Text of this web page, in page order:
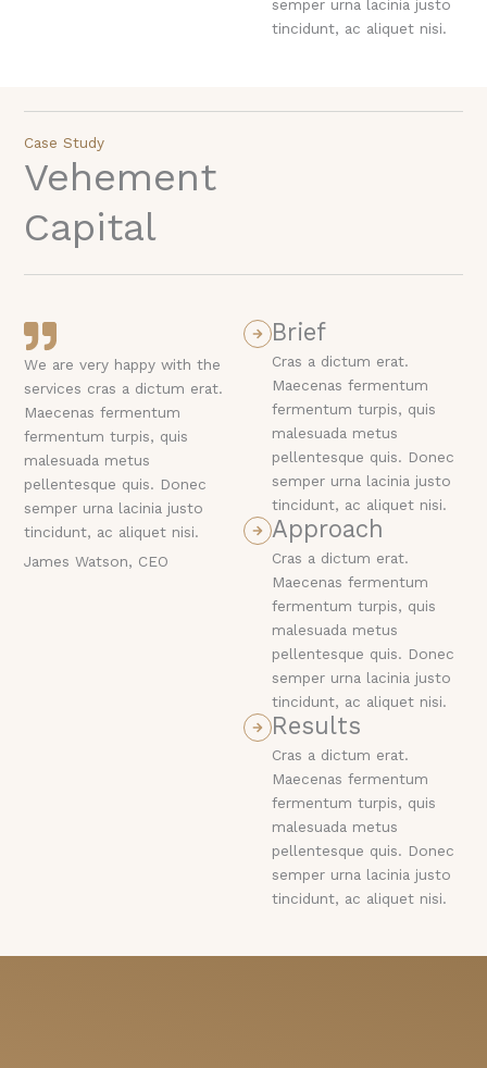
semper urna lacinia justo
tincidunt, ac aliquet nisi.
Case Study
Vehement
Capital
We are very happy with the
services cras a dictum erat.
Maecenas fermentum
fermentum turpis, quis
malesuada metus
pellentesque quis. Donec
semper urna lacinia justo
tincidunt, ac aliquet nisi.
James Watson, CEO
Brief
Cras a dictum erat.
Maecenas fermentum
fermentum turpis, quis
malesuada metus
pellentesque quis. Donec
semper urna lacinia justo
tincidunt, ac aliquet nisi.
Approach
Cras a dictum erat.
Maecenas fermentum
fermentum turpis, quis
malesuada metus
pellentesque quis. Donec
semper urna lacinia justo
tincidunt, ac aliquet nisi.
Results
Cras a dictum erat.
Maecenas fermentum
fermentum turpis, quis
malesuada metus
pellentesque quis. Donec
semper urna lacinia justo
tincidunt, ac aliquet nisi.